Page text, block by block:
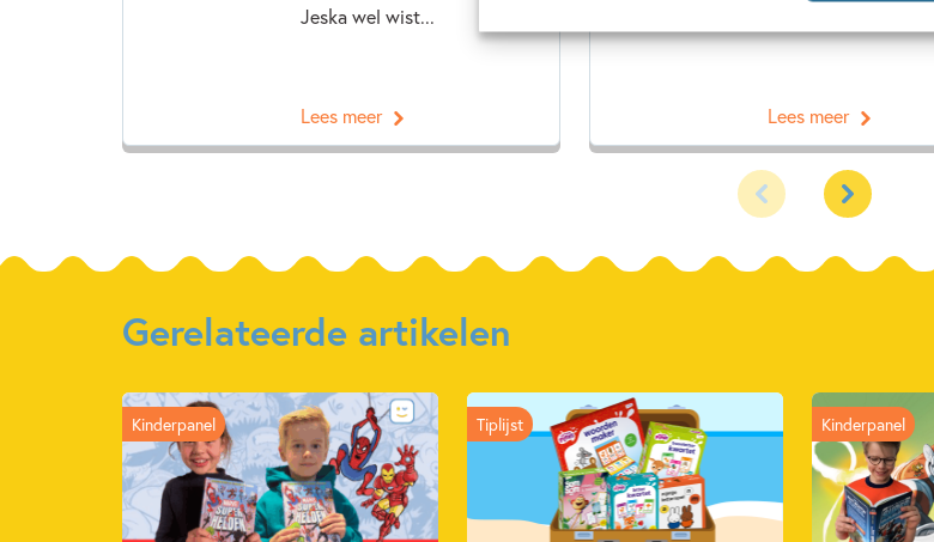
Jeska wel wist...
Lees meer Lees meer
Gerelateerde artikelen
Kinderpanel Tiplijst Kinderpanel